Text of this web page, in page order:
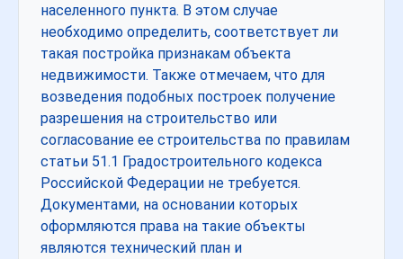
населенного пункта. В этом случае
необходимо определить, соответствует ли
такая постройка признакам объекта
недвижимости. Также отмечаем, что для
возведения подобных построек получение
разрешения на строительство или
согласование ее строительства по правилам
статьи 51.1 Градостроительного кодекса
Российской Федерации не требуется.
Документами, на основании которых
оформляются права на такие объекты
являются технический план и